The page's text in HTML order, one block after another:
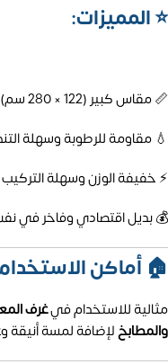
⭐ المميزات:
📏 مقاس كبير (122 × 280 سم) يغطي مساحة أوسع بأقل عدد من الألواح.
💧 مقاومة للرطوبة وسهلة
⚡ خفيفة الوزن وسهلة التركيب
💰 بديل اقتصادي وفاخر في
🏠 أماكن
مثالية للاستخدام فيغرف
والمطابخلإضافة لمسة أنيقة